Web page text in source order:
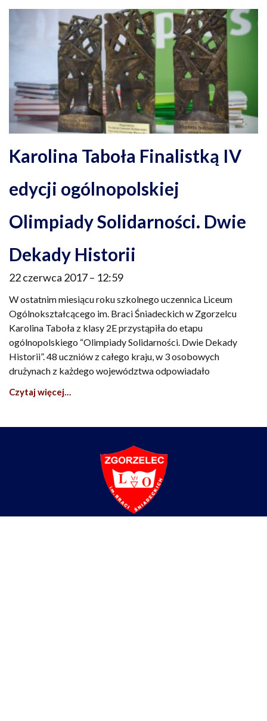
Karolina Taboła Finalistką IV
edycji ogólnopolskiej
Olimpiady Solidarności. Dwie
Dekady Historii
22 czerwca 2017 12:59
W ostatnim miesiącu roku szkolnego uczennica Liceum
Ogólnokształcącego im. Braci Śniadeckich w Zgorzelcu
Karolina Taboła z klasy 2E przystąpiła do etapu
ogólnopolskiego “Olimpiady Solidarności. Dwie Dekady
Historii”. 48 uczniów z całego kraju, w 3 osobowych
drużynach z każdego województwa odpowiadało
Czytaj więcej…